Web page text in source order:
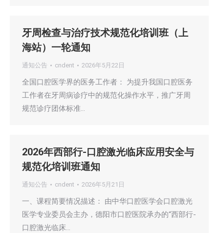
牙周检查与治疗技术规范化培训班（上
海站）一轮通知
通知公告 cndent 2026年5月22日
全国口腔医学界的医务工作者： 为提升我国口腔医务
工作者在牙周病诊疗中的规范化操作水平，推广牙周
规范诊疗团体标准…
2026年西部行-口腔激光临床应用安全与
规范化培训班通知
通知公告 cndent 2026年5月21日
一、课程简要情况描述： 由中华口腔医学会口腔激光
医学专业委员会主办，德阳市口腔医院承办的“西部行-
口腔激光临床…